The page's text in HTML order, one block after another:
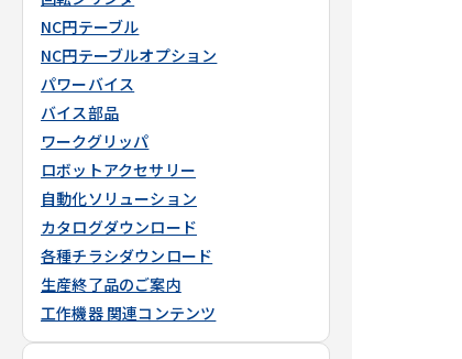
NC円テーブル
NC円テーブルオプション
パワーバイス
バイス部品
ワークグリッパ
ロボットアクセサリー
自動化ソリューション
カタログダウンロード
各種チラシダウンロード
生産終了品のご案内
工作機器 関連コンテンツ